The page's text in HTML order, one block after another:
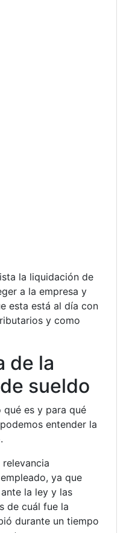
la liquidación de
a la empresa y
esta está al día con
y como
de la
sueldo
qué es y para qué
entender la
ya que
la ley y las
de cuál fue la
durante un tiempo